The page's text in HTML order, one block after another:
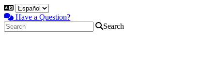
Have a Question?
Search